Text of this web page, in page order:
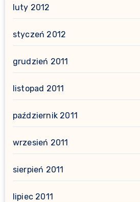
luty 2012
styczeń 2012
grudzień 2011
listopad 2011
październik 2011
wrzesień 2011
sierpień 2011
lipiec 2011